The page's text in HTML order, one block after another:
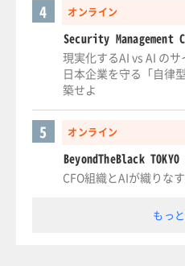
オンライン
4
Security Management
現実化するAI vs AI の
日本企業を守る「自律
築せよ
オンライン
5
BeyondTheBlack
CFO組織とAIが織りな
もっ